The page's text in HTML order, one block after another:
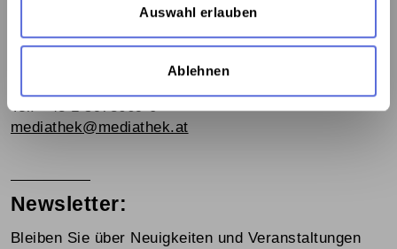
Auswahl erlauben
Ablehnen
Kontakt:
Österreichische Mediathek
Tel. +43 1 5973669-0
mediathek@mediathek.at
Newsletter:
Bleiben Sie über Neuigkeiten und Veranstaltungen